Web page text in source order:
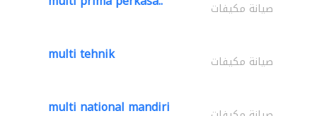
صيانة مكيفات
multi tehnik صيانة مكيفات
multi national mandiri